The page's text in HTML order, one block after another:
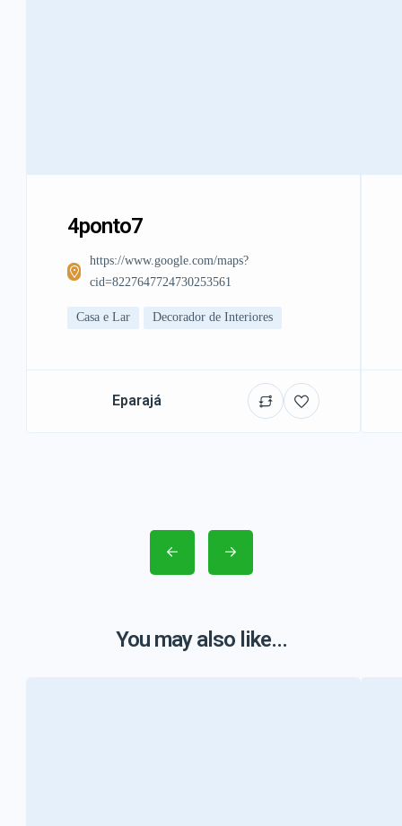
4ponto7
https://www.google.com/maps?
cid=8227647724730253561
Casa e Lar Decorador de Interiores
Eparajá
You may also like...